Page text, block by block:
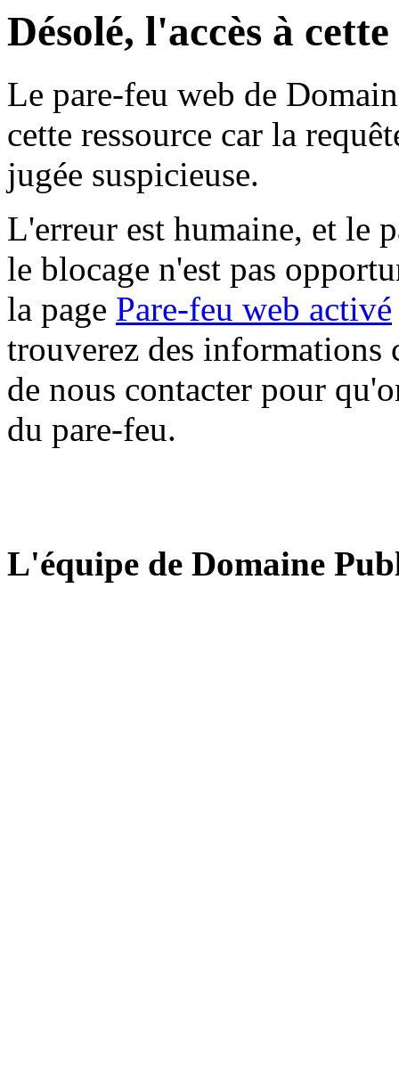
Désolé, l'accès à
Le pare-feu web de
cette ressource car la
jugée suspicieuse.
L'erreur est humaine, et le
le blocage n'est pas
la page Pare-feu web activé
trouverez des informations
de nous contacter pour
du pare-feu.
L'équipe de Domaine